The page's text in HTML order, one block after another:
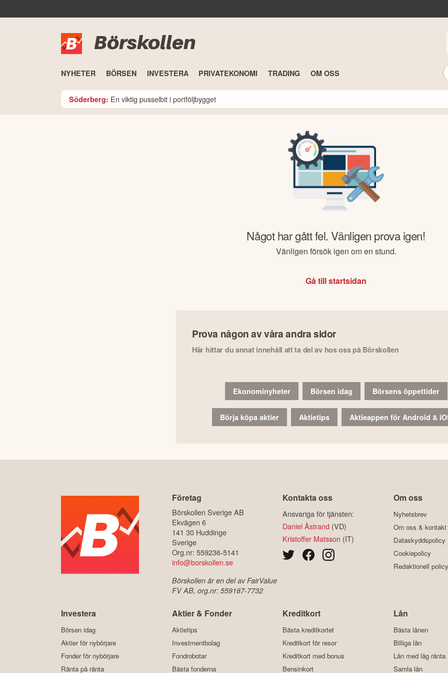
Börskollen
NYHETER BÖRSEN INVESTERA PRIVATEKONOMI TRADING OM OSS
Söderberg: En viktig pusselbit i portföljbygget
Något har gått fel. Vänligen prova igen!
Vänligen försök igen om en stund.
Gå till startsidan
Prova någon av våra andra sidor
Här hittar du annat innehåll att ta del av hos oss på Börskollen
Ekonominyheter Börsen idag Börsens öppettider
Börja köpa aktier Aktietips Aktieappen för Android &
Företag
Börskollen Sverige AB
Ekvägen 6
141 30 Huddinge
Sverige
Org.nr: 559236-5141
info@borskollen.se
Börskollen är en del av FairValue
FV AB, org.nr: 559187-7732
Kontakta oss
Ansvariga för tjänsten:
Daniel Åstrand (VD)
Kristoffer Matsson (IT)
Om oss
Nyhetsbrev
Om oss & kontakt
Dataskyddspolicy
Cookiepolicy
Redaktionell policy
Investera
Börsen idag
Aktier för nybörjare
Fonder för nybörjare
Ränta på ränta
Aktier & Fonder
Aktietips
Investmentbolag
Fondrobotar
Bästa fonderna
Kreditkort
Bästa kreditkortet
Kreditkort för resor
Kreditkort med bonus
Bensinkort
Lån
Bästa lånen
Billiga lån
Lån med låg ränta
Samla lån